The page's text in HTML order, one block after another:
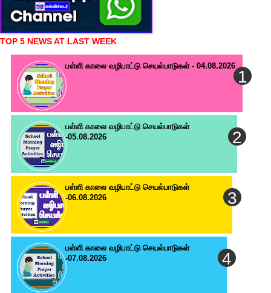
TOP 5 NEWS AT LAST WEEK
பள்ளி காலை வழிபாட்டு செயல்பாடுகள் - 04.08.2026
பள்ளி காலை வழிபாட்டு செயல்பாடுகள்
-05.08.2026
பள்ளி காலை வழிபாட்டு செயல்பாடுகள்
-06.08.2026
பள்ளி காலை வழிபாட்டு செயல்பாடுகள்
-07.08.2026